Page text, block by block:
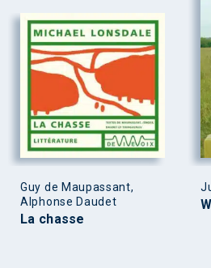
Guy de Maupassant,
Alphonse Daudet
La chasse